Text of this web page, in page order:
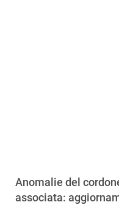
Anomalie del
associata: